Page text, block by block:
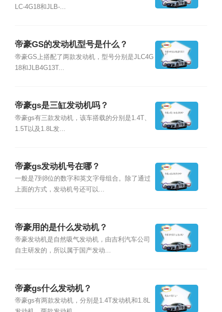
LC-4G18和JLB-...
帝豪GS的发动机型号是什么？
帝豪GS上搭配了两款发动机，型号分别是JLC4G
18和JLB4G13T...
帝豪gs是三缸发动机吗？
帝豪gs有三款发动机，该车搭载的分别是1.4T、
1.5T以及1.8L发...
帝豪gs发动机号在哪？
一般是7到8位的数字和英文字母组合。除了通过
上面的方式，发动机号还可以...
帝豪用的是什么发动机？
帝豪发动机是自然吸气发动机，由吉利汽车公司
自主研发的，所以属于国产发动...
帝豪gs什么发动机？
帝豪gs有两款发动机，分别是1.4T发动机和1.8L